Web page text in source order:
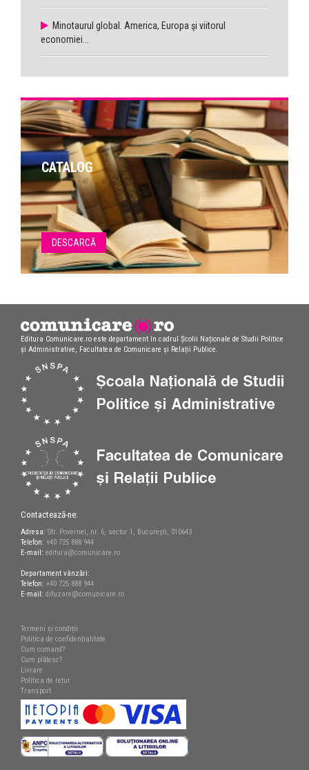
Minotaurul global. America, Europa şi viitorul
economiei...
CATALOG
DESCARCĂ
Editura Comunicare.ro este departament în cadrul Școlii Naționale de Studii Politice
și Administrative, Facultatea de Comunicare și Relații Publice.
Contactează-ne:
Adresa: Str. Povernei, nr. 6, sector 1, București, 010643
Telefon: +40 725 888 944
E-mail: editura@comunicare.ro
Departament vânzări:
Telefon: +40 725 888 944
E-mail: difuzare@comunicare.ro
Termeni și condiții
Politica de confidențialitate
Cum comand?
Cum plătesc?
Livrare
Politica de retur
Transport